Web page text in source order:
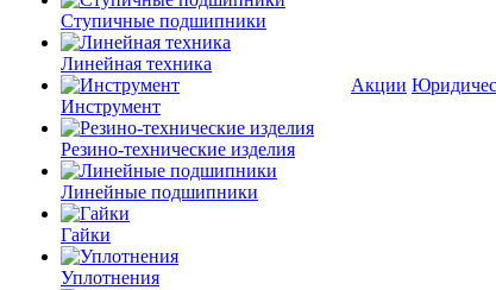
Ступичные подшипники
Линейная техника
Инструмент
Резино-технические изделия
Линейные подшипники
Гайки
Уплотнения
Акции